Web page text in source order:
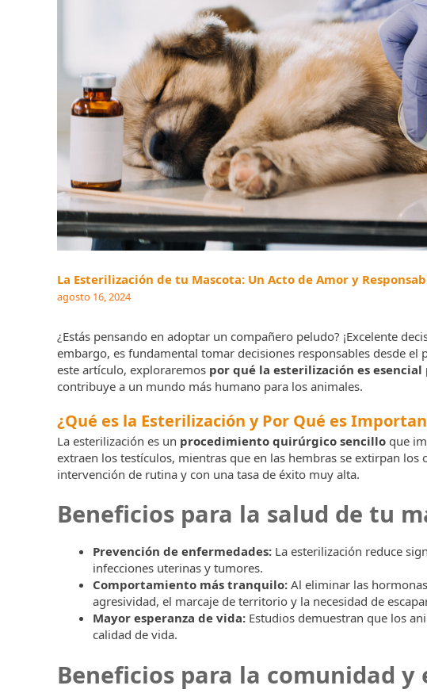
La Esterilización de tu Mascota: Un Acto de Amor y
agosto 16, 2024
¿Estás pensando en adoptar un compañero peludo? ¡Excelente
embargo, es fundamental tomar decisiones responsables desde
este artículo, exploraremos por qué la esterilización es
contribuye a un mundo más humano para los animales.
¿Qué es la Esterilización y Por Qué es
La esterilización es un procedimiento quirúrgico sencillo que
extraen los testículos, mientras que en las hembras se extirpan
intervención de rutina y con una tasa de éxito muy alta.
Beneficios para la salud de tu
Prevención de enfermedades: La esterilización reduce
infecciones uterinas y tumores.
Comportamiento más tranquilo: Al eliminar las
agresividad, el marcaje de territorio y la necesidad de
Mayor esperanza de vida: Estudios demuestran que los
calidad de vida.
Beneficios para la comunidad